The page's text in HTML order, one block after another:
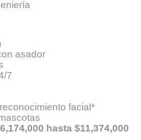
asador
7
facial*
hasta $11,374,000